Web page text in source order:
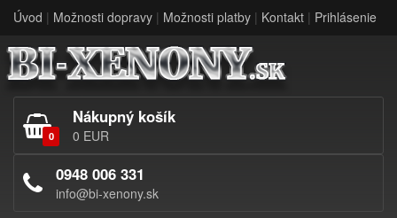
Úvod | Možnosti dopravy | Možnosti platby | Kontakt | Prihlásenie
0
Nákupný košík
0 EUR
0948 006 331
info@bi-xenony.sk